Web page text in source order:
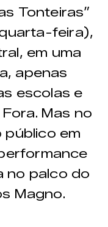
Tonteiras”
feira),
em uma
apenas
escolas e
Mas no
em
no palco do
Magno.